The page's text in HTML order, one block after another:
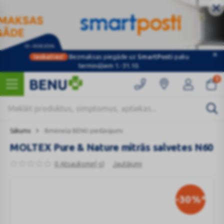
Ieskaties! Bezmaksas piegāde uz SmartPostipaku
termināļiem 1.-31.10.
0
Sākums Ikmēneša BENU piedāvājumi
0 Atsauksme(-s) Jautājumi
MOLTEX Pure & Nature mitrās salvetes N60
-30%*